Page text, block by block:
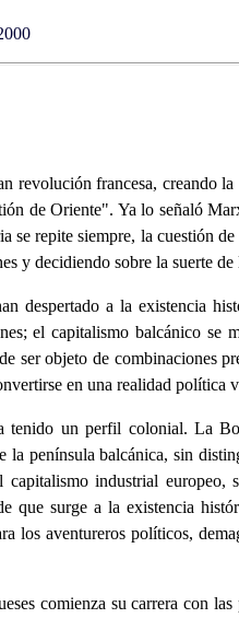
revolución francesa, creando
de Oriente". Ya lo señaló
se repite siempre, la cuestión
y decidiendo sobre la suerte de
despertado a la existencia
el capitalismo balcánico se
ser objeto de combinaciones
en una realidad
tenido un perfil colonial. La
la península balcánica, sin
industrial
que surge a la existencia
los aventureros políticos,
comienza su carrera con